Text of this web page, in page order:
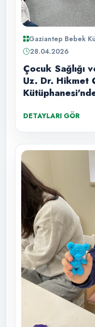
Gaziantep Bebek
28.04.2026
Çocuk Sağlığı
Uz. Dr. Hikmet
DETAYLARI GÖR